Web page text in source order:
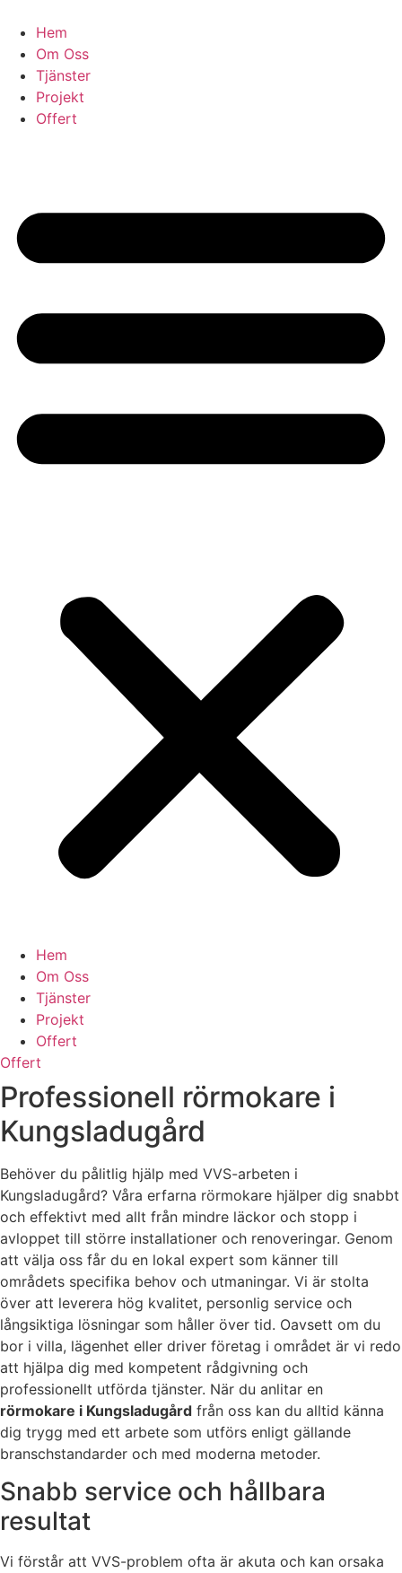
content
Hem
Om Oss
Tjänster
Projekt
Offert
Hem
Om Oss
Tjänster
Projekt
Offert
Offert
Professionell rörmokare i
Kungsladugård
Behöver du pålitlig hjälp med VVS-arbeten i
Kungsladugård? Våra erfarna rörmokare hjälper dig snabbt
och effektivt med allt från mindre läckor och stopp i
avloppet till större installationer och renoveringar. Genom
att välja oss får du en lokal expert som känner till
områdets specifika behov och utmaningar. Vi är stolta
över att leverera hög kvalitet, personlig service och
långsiktiga lösningar som håller över tid. Oavsett om du
bor i villa, lägenhet eller driver företag i området är vi redo
att hjälpa dig med kompetent rådgivning och
professionellt utförda tjänster. När du anlitar en
rörmokare i Kungsladugård från oss kan du alltid känna
dig trygg med ett arbete som utförs enligt gällande
branschstandarder och med moderna metoder.
Snabb service och hållbara
resultat
Vi förstår att VVS-problem ofta är akuta och kan orsaka